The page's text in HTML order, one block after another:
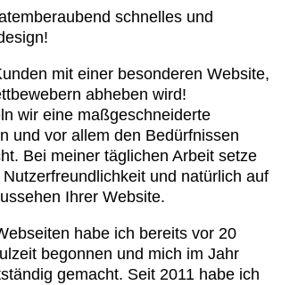
schnelles und
mit einer besonderen Website,
abheben wird!
wir eine maßgeschneiderte
und vor allem den Bedürfnissen
Bei meiner täglichen Arbeit setze
und natürlich auf
Ihrer Website.
habe ich bereits vor 20
begonnen und mich im Jahr
gemacht. Seit 2011 habe ich